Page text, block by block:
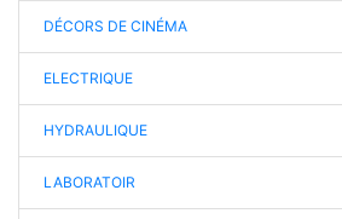
DÉCORS DE CINÉMA
ELECTRIQUE
HYDRAULIQUE
LABORATOIR